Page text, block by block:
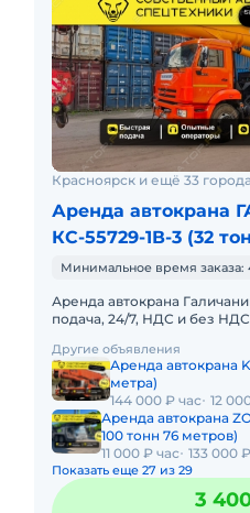
Красноярск и ещё 33 города
Аренда автокрана
КС-55729-1В-3 (32
Минимальное время заказа:
Аренда автокрана
подача, 24/7, НДС и без
ТОННЫ, СТРЕЛА
Другие объявления
Аренда автокрана
метра)
144 000 ₽ час
12
Аренда автокрана
100 тонн 76 метров)
11 000 ₽ час 133 000
Показать еще 27 из 29
3